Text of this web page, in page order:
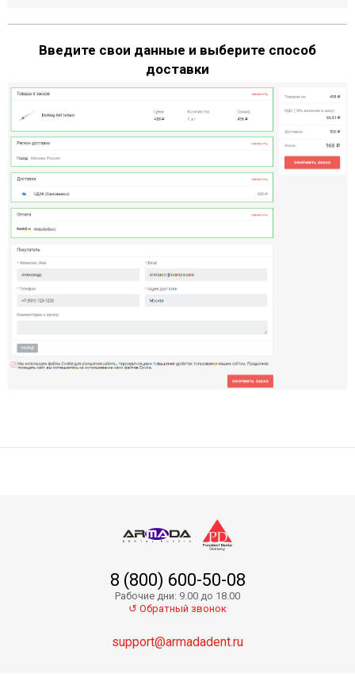
Введите свои данные и выберите способ
доставки
8 (800) 600-50-08
Рабочие дни: 9.00 до 18.00
↺ Обратный звонок
support@armadadent.ru